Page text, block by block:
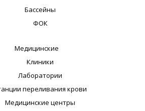
Бассейны
ФОК
Медицинские
Клиники
Лаборатории
переливания крови
Медицинские центры